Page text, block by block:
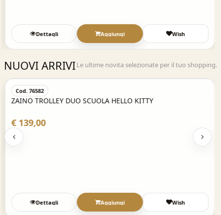
Dettagli Aggiungi Wish
NUOVI ARRIVILe ultime novita selezionate per il tuo shopping.
Acquisto Veloce
Cod. 76582
ZAINO TROLLEY DUO SCUOLA HELLO KITTY
€ 139,00
Dettagli Aggiungi Wish